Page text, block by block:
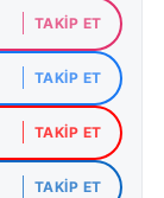
TAKIP ET
TAKIP ET
TAKIP ET
TAKIP ET